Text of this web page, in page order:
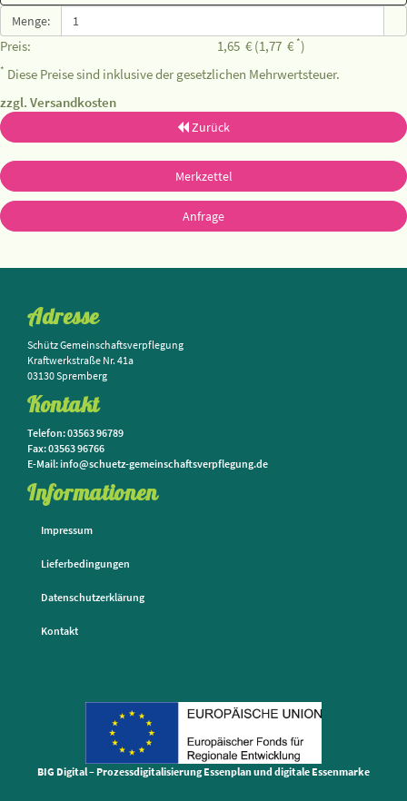
Menge:
Preis: 1,65 € (1,77 € *)
* Diese Preise sind inklusive der gesetzlichen Mehrwertsteuer.
zzgl. Versandkosten
Zurück
Merkzettel
Anfrage
Adresse
Schütz Gemeinschaftsverpflegung
Kraftwerkstraße Nr. 41a
03130 Spremberg
Kontakt
Telefon: 03563 96789
Fax: 03563 96766
E-Mail: info@schuetz-gemeinschaftsverpflegung.de
Informationen
Impressum
Lieferbedingungen
Datenschutzerklärung
Kontakt
BIG Digital – Prozessdigitalisierung Essenplan und digitale Essenmarke